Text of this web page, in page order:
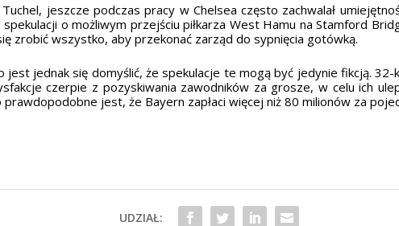
jeszcze podczas pracy w Chelsea często zachwalał
o możliwym przejściu piłkarza West Hamu na Stamford
zrobić wszystko, aby przekonać zarząd do sypnięcia gotówką.
jest jednak się domyślić, że spekulacje te mogą być jedynie fikcją.
czerpie z pozyskiwania zawodników za grosze, w celu ich
jest, że Bayern zapłaci więcej niż 80 milionów za
UDZIAŁ: